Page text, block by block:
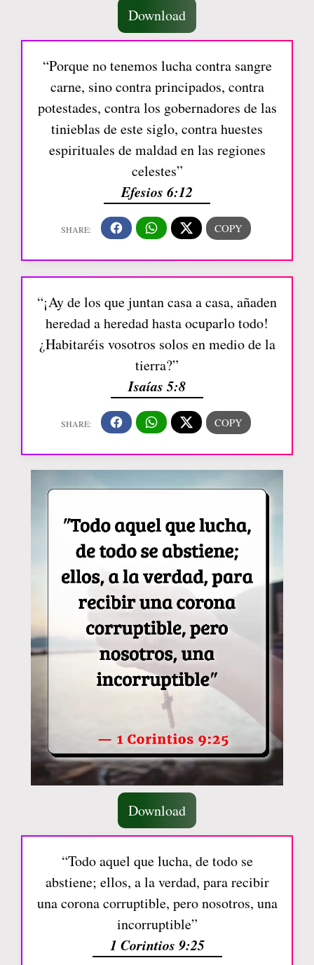
Download
“Porque no tenemos lucha contra sangre
carne, sino contra principados, contra
potestades, contra los gobernadores de las
tinieblas de este siglo, contra huestes
espirituales de maldad en las regiones
celestes”
Efesios 6:12
“¡Ay de los que juntan casa a casa, añaden
heredad a heredad hasta ocuparlo todo!
¿Habitaréis vosotros solos en medio de la
tierra?”
Isaías 5:8
Download
“Todo aquel que lucha, de todo se
abstiene; ellos, a la verdad, para recibir
una corona corruptible, pero nosotros, una
incorruptible”
1 Corintios 9:25